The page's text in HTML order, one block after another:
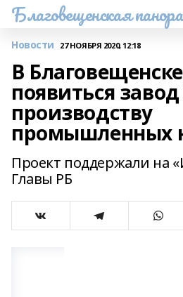
Благовещенская
Новости 27 НОЯБРЯ 2020, 12:18
В
появиться
производству
промышленных
Проект поддержали на
Главы РБ